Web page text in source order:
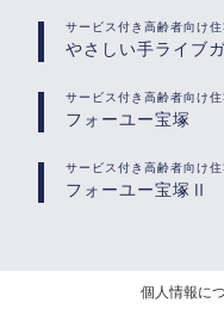
サービス付き高齢者向け住
やさしい手ライブ
サービス付き高齢者向け住
フォーユー宝塚
サービス付き高齢者向け住
フォーユー宝塚Ⅱ
個人情報に